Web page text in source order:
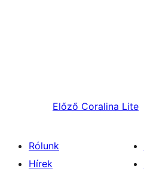
Előző Coralina Lite
Rólunk
Hírek